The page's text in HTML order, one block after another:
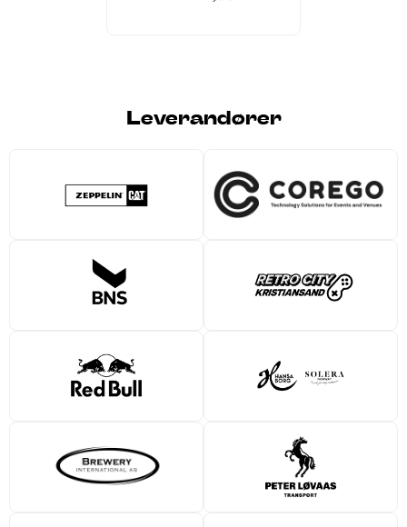
Leverandører